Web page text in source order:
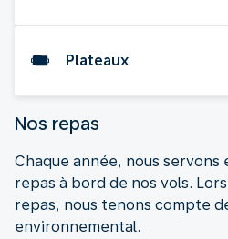
Plateaux
Nos repas
Chaque année, nous servons
repas à bord de nos vols.
repas, nous tenons compte
environnemental.